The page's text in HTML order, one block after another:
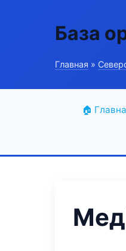
База
Главная »
🏠